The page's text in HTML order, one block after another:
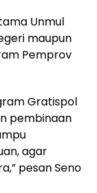
Unmul
maupun
Pemprov
Gratispol
pembinaan
agar
pesan Seno